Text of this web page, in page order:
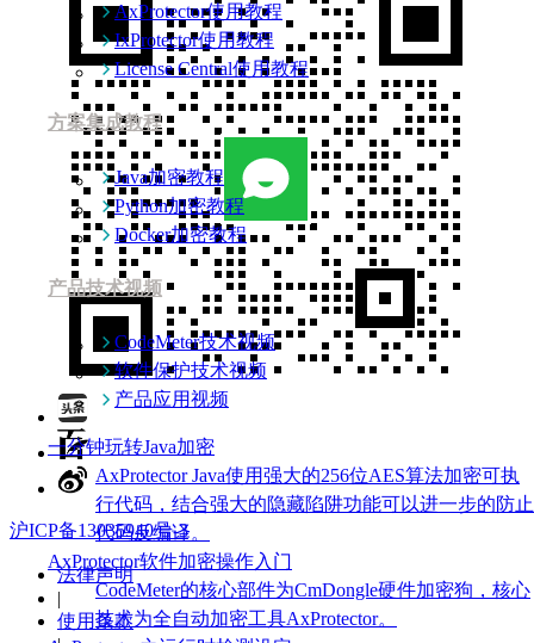
AxProtector使用教程
IxProtector使用教程
License Central使用教程
方案集成教程
Java加密教程
Python加密教程
Docker加密教程
产品技术视频
CodeMeter技术视频
软件保护技术视频
产品应用视频
一分钟玩转Java加密
AxProtector Java使用强大的256位AES算法加密可执
行代码，结合强大的隐藏陷阱功能可以进一步的防止
代码反编译。
AxProtector软件加密操作入门
CodeMeter的核心部件为CmDongle硬件加密狗，核心
技术为全自动加密工具AxProtector。
沪ICP备13035940号-3
法律声明
|
使用条款